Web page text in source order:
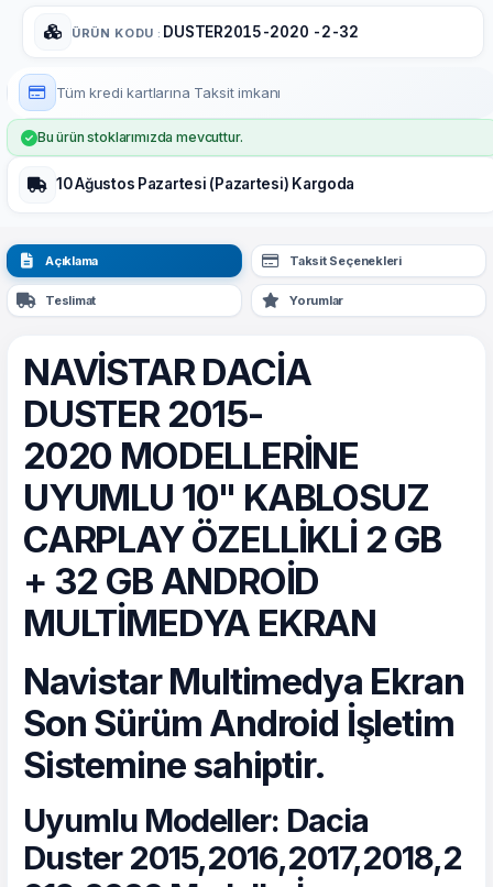
ÜRÜN KODU : DUSTER2015-2020 -2-32
Tüm kredi kartlarına Taksit imkanı
Bu ürün stoklarımızda mevcuttur.
10 Ağustos Pazartesi (Pazartesi) Kargoda
Açıklama Taksit Seçenekleri
Teslimat Yorumlar
NAVİSTAR DACİA
DUSTER 2015-
2020 MODELLERİNE
UYUMLU 10" KABLOSUZ
CARPLAY ÖZELLİKLİ 2 GB
+ 32 GB ANDROİD
MULTİMEDYA EKRAN
Navistar Multimedya Ekran
Son Sürüm Android İşletim
Sistemine sahiptir.
Uyumlu Modeller: Dacia
Duster 2015,2016,2017,2018,2